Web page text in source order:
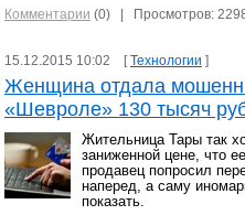
Комментарии (0) | Просмотров:
15.12.2015 10:02 [Технологии ]
Женщина отдала
«Шевроле» 130 тысяч
Жительница Тары так
заниженной цене, что
продавец попросил
наперед, а саму
показать.